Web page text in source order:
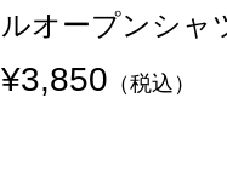
ルオープンシャ
¥3,850 （税込）